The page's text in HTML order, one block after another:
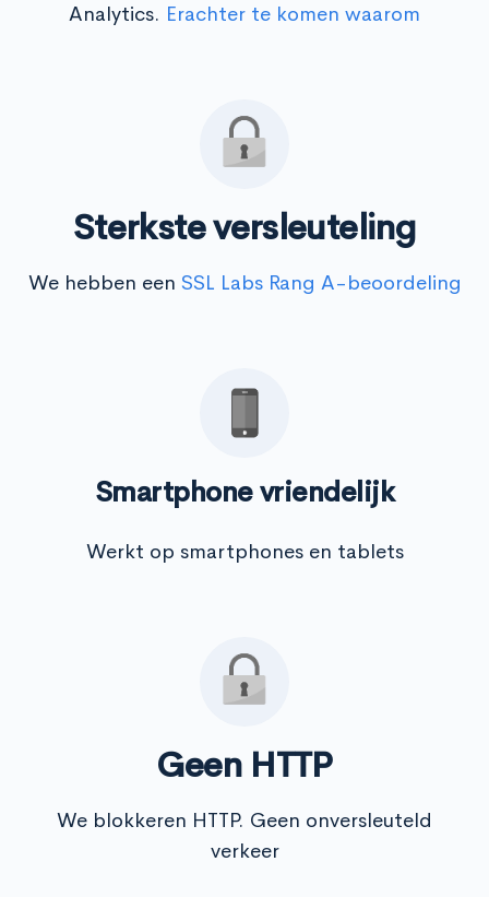
Analytics. Erachter te komen waarom
Sterkste versleuteling
We hebben een SSL Labs Rang A-beoordeling
Smartphone vriendelijk
Werkt op smartphones en tablets
Geen HTTP
We blokkeren HTTP. Geen onversleuteld
verkeer